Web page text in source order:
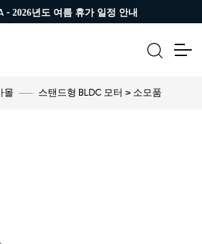
- 2026년도 여름 휴가 일정 안내
몰 스탠드형 BLDC 모터 > 소모품